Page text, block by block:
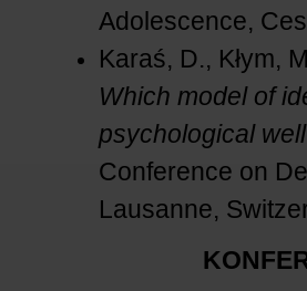
Adolescence,
Karaś, D., Kłym,
Which model of
psychological
Conference on
Lausanne,